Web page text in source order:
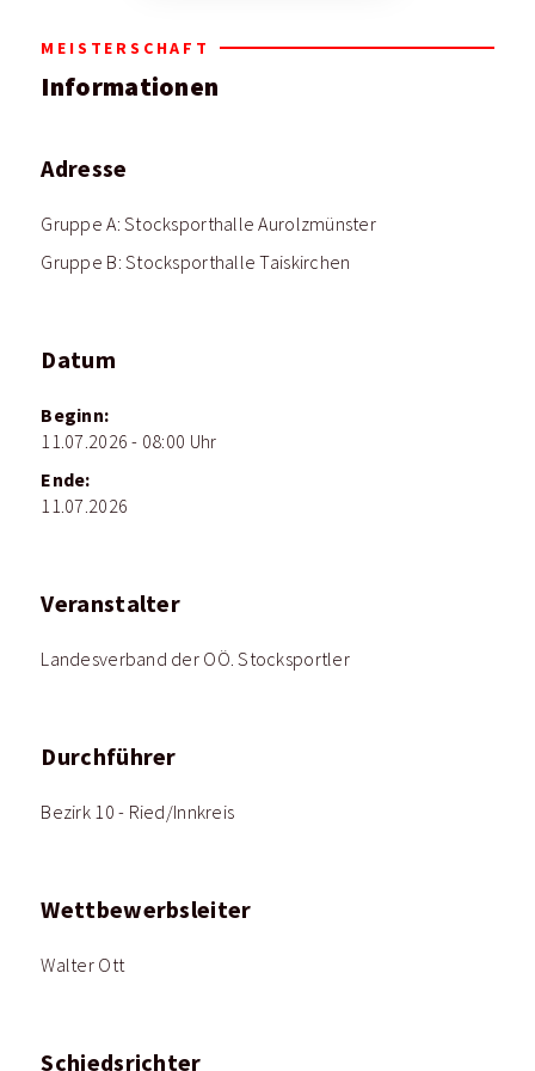
MEISTERSCHAFT
Informationen
Adresse
Gruppe A: Stocksporthalle Aurolzmünster
Gruppe B: Stocksporthalle Taiskirchen
Datum
Beginn:
11.07.2026 - 08:00 Uhr
Ende:
11.07.2026
Veranstalter
Landesverband der OÖ. Stocksportler
Durchführer
Bezirk 10 - Ried/Innkreis
Wettbewerbsleiter
Walter Ott
Schiedsrichter